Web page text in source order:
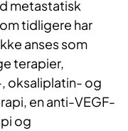
metastatisk
tidligere har
anses som
terapier,
oksaliplatin- og
en anti-VEGF-
og